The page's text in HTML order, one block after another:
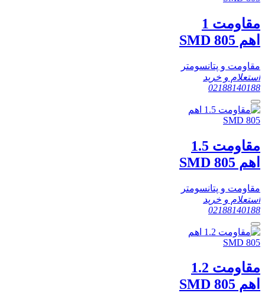
مقاومت 1
اهم SMD 805
مقاومت و پتانسومتر
استعلام و خرید
02188140188
مقاومت 1.5
اهم SMD 805
مقاومت و پتانسومتر
استعلام و خرید
02188140188
مقاومت 1.2
اهم SMD 805